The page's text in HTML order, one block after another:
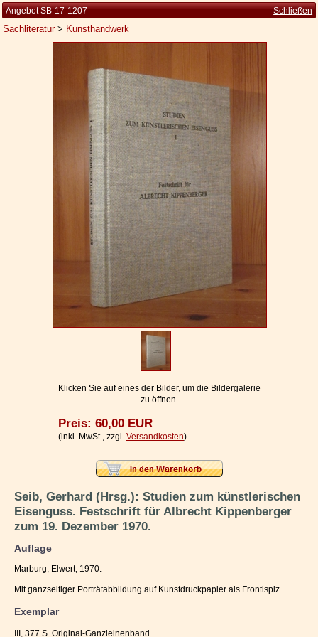
Kleine Kulturgeschichte
Die Brockhaus Auflagen
Die Meyer Auflagen
Widerrufsbelehrung
Geschäftsbedingungen
Datenschutzerklärung
Ihr Warenkorb
Angebot SB-17-1207 Schließen
Sachliteratur> Kunsthandwerk
Klicken Sie auf eines der Bilder, um die Bildergalerie
zu öffnen.
Preis: 60,00 EUR
(inkl. MwSt., zzgl. Versandkosten)
Seib, Gerhard (Hrsg.): Studien zum künstlerischen
Eisenguss. Festschrift für Albrecht Kippenberger
zum 19. Dezember 1970.
Auflage
Marburg, Elwert, 1970.
Mit ganzseitiger Porträtabbildung auf Kunstdruckpapier als Frontispiz.
Exemplar
III, 377 S. Original-Ganzleinenband.